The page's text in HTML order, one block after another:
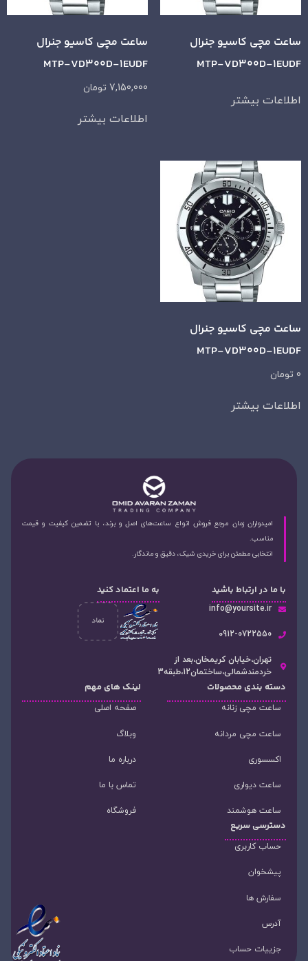
ساعت مچی کاسیو جنرال
MTP-VD300D-1EUDF
اطلاعات بیشتر
ساعت مچی کاسیو جنرال
MTP-VD300D-1EUDF
7,150,000 تومان
اطلاعات بیشتر
ساعت مچی کاسیو جنرال
MTP-VD300D-1EUDF
0 تومان
اطلاعات بیشتر
امیدواران زمان مرجع فروش انواع ساعت‌های اصل و برند، با تضمین کیفیت و قیمت
مناسب.
انتخابی مطمئن برای خریدی شیک، دقیق و ماندگار.
با ما در ارتباط باشید
info@yoursite.ir
۰912-0722550
تهران،خیابان کریمخان،بعد از
خردمندشمالی،ساختمان12،طبقه3
به ما اعتماد کنید
دسته‌ بندی محصولات
ساعت مچی زنانه
ساعت مچی مردانه
اکسسوری
ساعت دیواری
ساعت هوشمند
لینک های مهم
صفحه اصلی
وبلاگ
درباره ما
تماس با ما
فروشگاه
دسترسی سریع
حساب کاربری
پیشخوان
سفارش ها
آدرس
جزییات حساب